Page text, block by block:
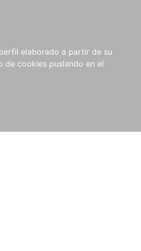
elaborado a partir de su
de cookies puslando en el
COMPRAS
INSTITUCIONALES